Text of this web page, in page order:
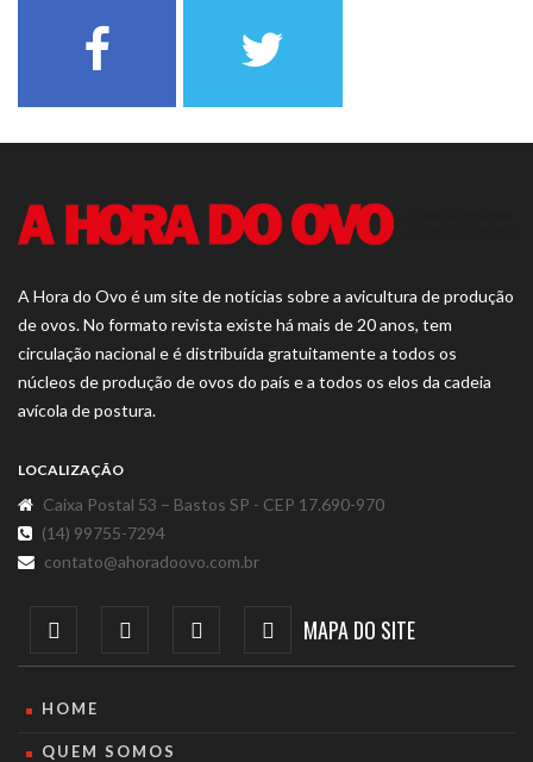
A Hora do Ovo é um site de notícias sobre a avicultura de produção
de ovos. No formato revista existe há mais de 20 anos, tem
circulação nacional e é distribuída gratuitamente a todos os
núcleos de produção de ovos do país e a todos os elos da cadeia
avícola de postura.
LOCALIZAÇÃO
Caixa Postal 53 – Bastos SP - CEP 17.690-970
(14) 99755-7294
contato@ahoradoovo.com.br
MAPA DO SITE
HOME
QUEM SOMOS